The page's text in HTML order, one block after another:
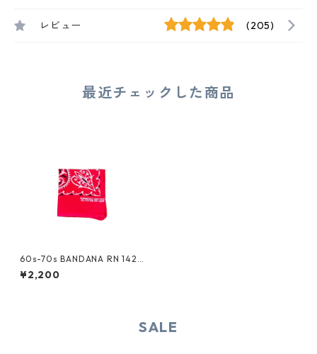
レビュー (205)
最近チェックした商品
60s-70s BANDANA RN 1424
0
¥2,200
SALE